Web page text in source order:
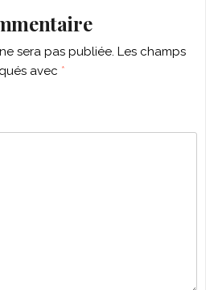
sera pas publiée. Les champs
avec *